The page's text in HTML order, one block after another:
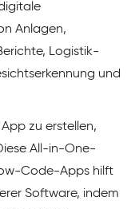
Anlagen,
Logistik-
und
zu erstellen,
All-in-One-
Code-Apps hilft
Software, indem